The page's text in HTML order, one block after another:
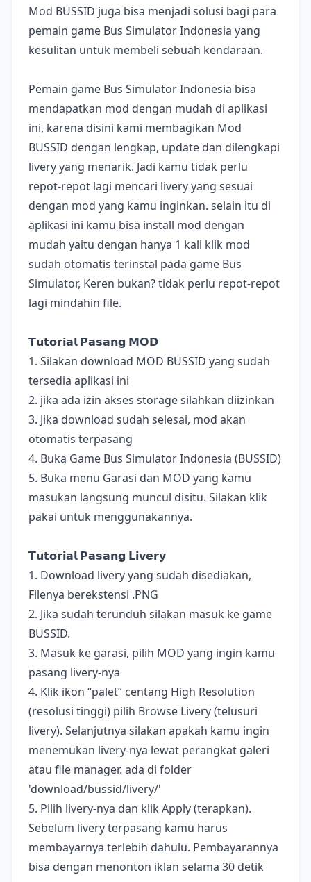
Mod BUSSID juga bisa menjadi solusi bagi para
pemain game Bus Simulator Indonesia yang
kesulitan untuk membeli sebuah kendaraan.
Pemain game Bus Simulator Indonesia bisa
mendapatkan mod dengan mudah di aplikasi
ini, karena disini kami membagikan Mod
BUSSID dengan lengkap, update dan dilengkapi
livery yang menarik. Jadi kamu tidak perlu
repot-repot lagi mencari livery yang sesuai
dengan mod yang kamu inginkan. selain itu di
aplikasi ini kamu bisa install mod dengan
mudah yaitu dengan hanya 1 kali klik mod
sudah otomatis terinstal pada game Bus
Simulator, Keren bukan? tidak perlu repot-repot
lagi mindahin file.
𝗧𝘂𝘁𝗼𝗿𝗶𝗮𝗹 𝗣𝗮𝘀𝗮𝗻𝗴 𝗠𝗢𝗗
1. Silakan download MOD BUSSID yang sudah
tersedia aplikasi ini
2. jika ada izin akses storage silahkan diizinkan
3. Jika download sudah selesai, mod akan
otomatis terpasang
4. Buka Game Bus Simulator Indonesia (BUSSID)
5. Buka menu Garasi dan MOD yang kamu
masukan langsung muncul disitu. Silakan klik
pakai untuk menggunakannya.
𝗧𝘂𝘁𝗼𝗿𝗶𝗮𝗹 𝗣𝗮𝘀𝗮𝗻𝗴 𝗟𝗶𝘃𝗲𝗿𝘆
1. Download livery yang sudah disediakan,
Filenya berekstensi .PNG
2. Jika sudah terunduh silakan masuk ke game
BUSSID.
3. Masuk ke garasi, pilih MOD yang ingin kamu
pasang livery-nya
4. Klik ikon “palet” centang High Resolution
(resolusi tinggi) pilih Browse Livery (telusuri
livery). Selanjutnya silakan apakah kamu ingin
menemukan livery-nya lewat perangkat galeri
atau file manager. ada di folder
'download/bussid/livery/'
5. Pilih livery-nya dan klik Apply (terapkan).
Sebelum livery terpasang kamu harus
membayarnya terlebih dahulu. Pembayarannya
bisa dengan menonton iklan selama 30 detik